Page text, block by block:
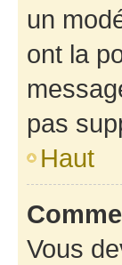
un
ont la
pas
Haut
Vous